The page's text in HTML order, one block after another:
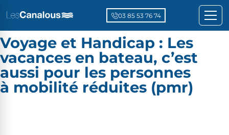
03 85 53 76 74
Voyage et Handicap : Les
vacances en bateau, c’est
aussi pour les personnes
à mobilité réduites (pmr)